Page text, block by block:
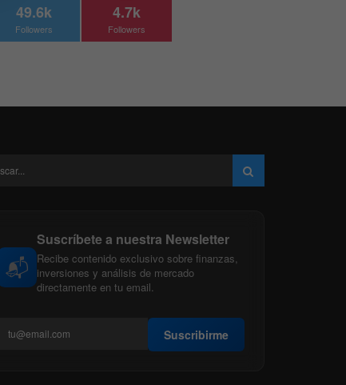
49.6k
Followers
4.7k
Followers
📬
Suscríbete a nuestra Newsletter
Recibe contenido exclusivo sobre finanzas,
inversiones y análisis de mercado
directamente en tu email.
Suscribirme